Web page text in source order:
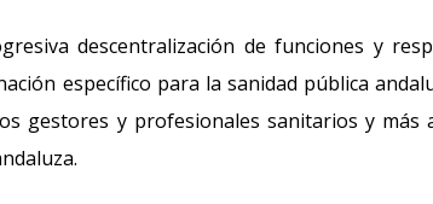
descentralización de funciones y
específico para la sanidad pública
gestores y profesionales sanitarios y más